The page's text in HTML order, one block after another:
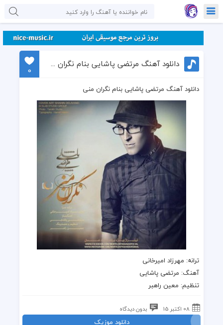
دانلود آهنگ مرتضی پاشایی بنام نگران منی
0
دانلود آهنگ مرتضی پاشایی بنام نگران منی
ترانه: مهرزاد امیرخانی
آهنگ: مرتضی پاشایی
تنظیم: معین راهبر
08 اکتبر 15 بدون دیدگاه
دانلود موزیک